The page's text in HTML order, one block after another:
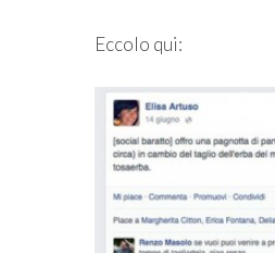
Eccolo qui: